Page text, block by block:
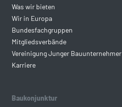
Was wir bieten
Wir in Europa
Bundesfachgruppen
Mitgliedsverbände
Vereinigung Junger Bauunternehmer
Karriere
Baukonjunktur